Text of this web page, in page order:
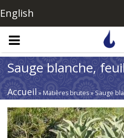
Aller au contenu principal
English
Sauge blanche,
Accueil » Matières brutes » Sauge